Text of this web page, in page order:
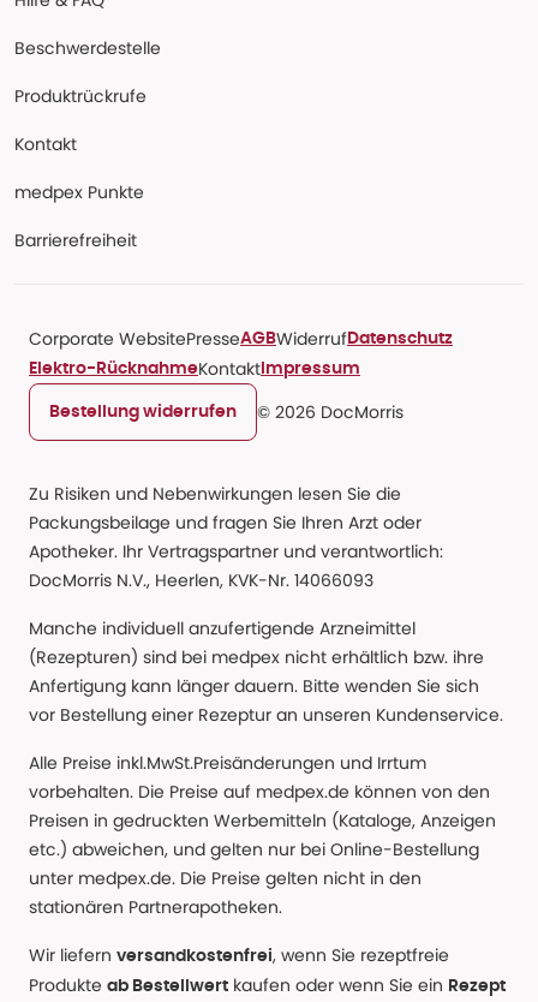
Beschwerdestelle
Produktrückrufe
Kontakt
medpex Punkte
Barrierefreiheit
Corporate WebsitePresseAGBWiderruf Datenschutz
Elektro-RücknahmeKontakt Impressum
Bestellung widerrufen © 2026 DocMorris
Zu Risiken und Nebenwirkungen lesen Sie die
Packungsbeilage und fragen Sie Ihren Arzt oder
Apotheker. Ihr Vertragspartner und verantwortlich:
DocMorris N.V., Heerlen, KVK-Nr. 14066093
Manche individuell anzufertigende Arzneimittel
(Rezepturen) sind bei medpex nicht erhältlich bzw. ihre
Anfertigung kann länger dauern. Bitte wenden Sie sich
vor Bestellung einer Rezeptur an unseren Kundenservice.
Alle Preise inkl.MwSt.Preisänderungen und Irrtum
vorbehalten. Die Preise auf medpex.de können von den
Preisen in gedruckten Werbemitteln (Kataloge, Anzeigen
etc.) abweichen, und gelten nur bei Online-Bestellung
unter medpex.de. Die Preise gelten nicht in den
stationären Partnerapotheken.
Wir liefern versandkostenfrei, wenn Sie rezeptfreie
Produkte ab Bestellwert kaufen oder wenn Sie ein Rezept